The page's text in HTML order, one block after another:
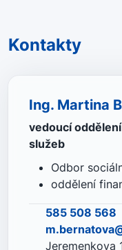
Kontakty
Ing. Martina
vedoucí
služeb
Odbor
oddělení
585 508 568
Jeremenkova